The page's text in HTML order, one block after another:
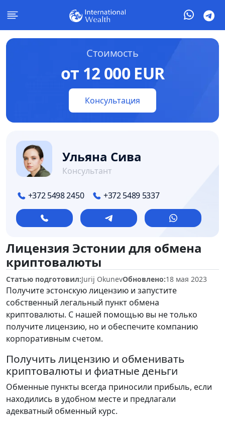
Стоимость
от 12 000 EUR
Консультация
Ульяна Сива
Консультант
+372 5498 2450 +372 5489 5337
Лицензия Эстонии для обмена
криптовалюты
Статью подготовил:Jurij OkunevОбновлено:18 мая 2023
Получите эстонскую лицензию и запустите
собственный легальный пункт обмена
криптовалюты. С нашей помощью вы не только
получите лицензию, но и обеспечите компанию
корпоративным счетом.
Получить лицензию и обменивать
криптовалюты и фиатные деньги
Обменные пункты всегда приносили прибыль, если
находились в удобном месте и предлагали
адекватный обменный курс.